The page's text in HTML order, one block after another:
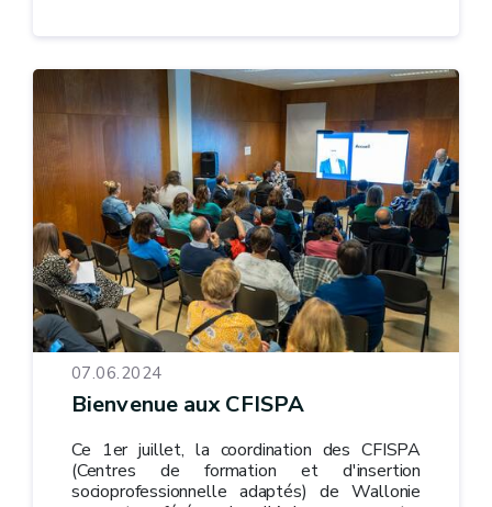
07.06.2024
Bienvenue aux CFISPA
Ce 1er juillet, la coordination des CFISPA
(Centres de formation et d'insertion
socioprofessionnelle adaptés) de Wallonie